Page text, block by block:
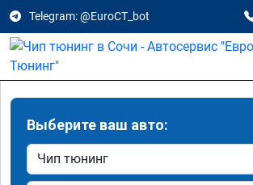
Telegram: @EuroCT_bot
Выберите ваш авто: